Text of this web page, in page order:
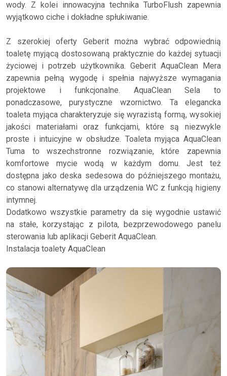
wody. Z kolei innowacyjna technika TurboFlush zapewnia
wyjątkowo ciche i dokładne spłukiwanie.
Z szerokiej oferty Geberit można wybrać odpowiednią
toaletę myjącą dostosowaną praktycznie do każdej sytuacji
życiowej i potrzeb użytkownika. Geberit AquaClean Mera
zapewnia pełną wygodę i spełnia najwyższe wymagania
projektowe i funkcjonalne. AquaClean Sela to
ponadczasowe, purystyczne wzornictwo. Ta elegancka
toaleta myjąca charakteryzuje się wyrazistą formą, wysokiej
jakości materiałami oraz funkcjami, które są niezwykle
proste i intuicyjne w obsłudze. Toaleta myjąca AquaClean
Tuma to wszechstronne rozwiązanie, które zapewnia
komfortowe mycie wodą w każdym domu. Jest też
dostępna jako deska sedesowa do późniejszego montażu,
co stanowi alternatywę dla urządzenia WC z funkcją higieny
intymnej.
Dodatkowo wszystkie parametry da się wygodnie ustawić
na stałe, korzystając z pilota, bezprzewodowego panelu
sterowania lub aplikacji Geberit AquaClean.
Instalacja toalety AquaClean